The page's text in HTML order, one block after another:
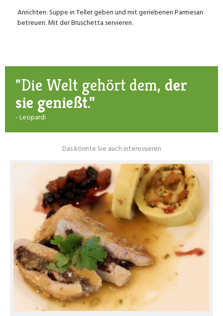
Anrichten: Suppe in Teller geben und mit geriebenen Parmesan
betreuen. Mit der Bruschetta servieren.
"Die Welt gehört dem, der
sie genießt."
- Leopardi
Das könnte Sie auch interessieren